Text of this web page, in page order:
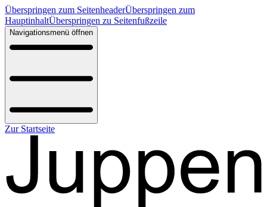
Überspringen zum SeitenheaderÜberspringen zum
HauptinhaltÜberspringen zu Seitenfußzeile
Navigationsmenü öffnen
Zur Startseite